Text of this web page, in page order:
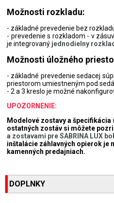
Možnosti rozkladu:
- základné prevedenie bez
- prevedenie s rozkladom - v
je integrovaný jednodielny
Možnosti úložného
- základné prevedenie sedacej
priestorom umiestneným pod
- 2 a 3 kreslo je možné
UPOZORNENIE:
Modelové zostavy a špecifikácia
ostatných zostáv si môžete
a zostavami pre SABRINA LUX
inštalácie záhlavných opierok je
kamenných predajniach.
DOPLNKY